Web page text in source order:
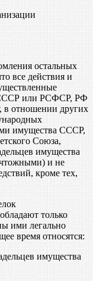
остальных
все действия и
или РСФСР, РФ
в отношении других
имущества СССР,
Союза,
имущества
и не
кроме тех,
только
ими легально
время относятся:
имущества